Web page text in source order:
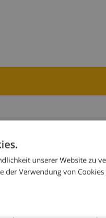
Gefrierkombination,
1x Doppelbettunserer Website zu
der Verwendung von